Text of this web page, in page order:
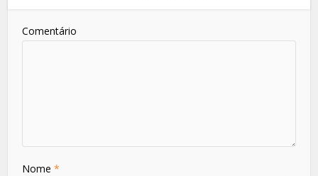
Comentário
Nome*